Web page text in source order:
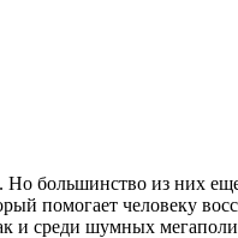
большинство из них
помогает человеку
и среди шумных